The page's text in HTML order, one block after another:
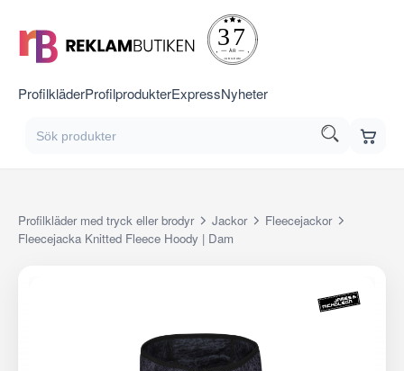
ProfilkläderProfilprodukterExpressNyheter
Profilkläder med tryck eller brodyr Jackor
Fleecejackor
Fleecejacka Knitted Fleece Hoody | Dam